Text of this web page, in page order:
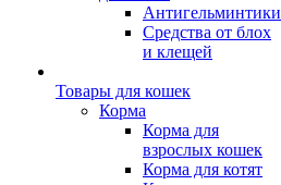
Антигельминтики
Средства от блох
и клещей
Товары для кошек
Корма
Корма для
взрослых кошек
Корма для котят